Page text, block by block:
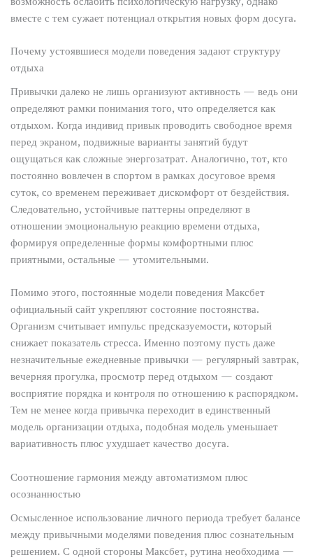
вместе с тем сужает потенциал открытия новых форм досуга.
Почему устоявшиеся модели поведения задают структуру
отдыха
Привычки далеко не лишь организуют активность — ведь они
определяют рамки понимания того, что определяется как
отдыхом. Когда индивид привык проводить свободное время
перед экраном, подвижные варианты занятий будут
ощущаться как сложные энергозатрат. Аналогично, тот, кто
постоянно вовлечен в спортом в рамках досуговое время
суток, со временем переживает дискомфорт от бездействия.
Следовательно, устойчивые паттерны определяют в
отношении эмоциональную реакцию времени отдыха,
формируя определенные формы комфортными плюс
приятными, остальные — утомительными.
Помимо этого, постоянные модели поведения Максбет
официальный сайт укрепляют состояние постоянства.
Организм считывает импульс предсказуемости, который
снижает показатель стресса. Именно поэтому пусть даже
незначительные ежедневные привычки — регулярный завтрак,
вечерняя прогулка, просмотр перед отдыхом — создают
восприятие порядка и контроля по отношению к распорядком.
Тем не менее когда привычка переходит в единственный
модель организации отдыха, подобная модель уменьшает
вариативность плюс ухудшает качество досуга.
Соотношение гармония между автоматизмом плюс
осознанностью
Осмысленное использование личного периода требует балансе
между привычными моделями поведения плюс сознательным
решением. С одной стороны Максбет, рутина необходима —